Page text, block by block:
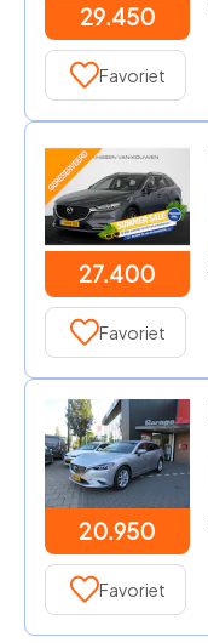
29.450
Favoriet
27.400
Favoriet
20.950
Favoriet